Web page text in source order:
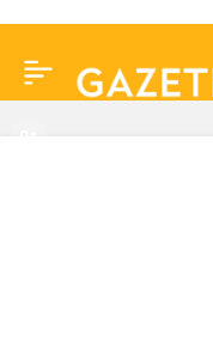
Bakan Yusuf Tekin’e